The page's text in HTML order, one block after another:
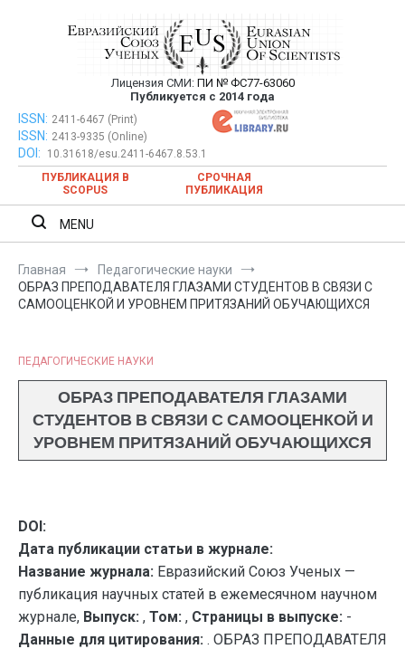
Евразийский Союз Ученых —
публикация научных статей в
ежемесячном научном журнале
Лицензия СМИ: ПИ № ФС77-63060
Публикуется с 2014 года
Евразийский Союз Ученых — публикация научных статей в
ежемесячном научном журнале
ISSN: 2411-6467 (Print)
ISSN: 2413-9335 (Online)
DOI:
10.31618/esu.2411-6467.8.53.1
ПУБЛИКАЦИЯ В
SCOPUS
СРОЧНАЯ
ПУБЛИКАЦИЯ
MENU
Главная
Педагогические науки
ОБРАЗ ПРЕПОДАВАТЕЛЯ ГЛАЗАМИ СТУДЕНТОВ В СВЯЗИ С
САМООЦЕНКОЙ И УРОВНЕМ ПРИТЯЗАНИЙ ОБУЧАЮЩИХСЯ
ПЕДАГОГИЧЕСКИЕ НАУКИ
ОБРАЗ ПРЕПОДАВАТЕЛЯ ГЛАЗАМИ
СТУДЕНТОВ В СВЯЗИ С САМООЦЕНКОЙ И
УРОВНЕМ ПРИТЯЗАНИЙ ОБУЧАЮЩИХСЯ
DOI:
Дата публикации статьи в журнале:
Название журнала: Евразийский Союз Ученых —
публикация научных статей в ежемесячном научном
журнале, Выпуск: , Том: , Страницы в выпуске: -
Данные для цитирования: . ОБРАЗ ПРЕПОДАВАТЕЛЯ